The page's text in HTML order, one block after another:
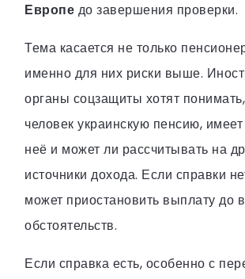
Европе до завершения проверки.
Тема касается не только
именно для них риски выше.
органы соцзащиты хотят
человек украинскую пенсию,
неё и может ли рассчитывать на
источники дохода. Если справки
может приостановить выплату до
обстоятельств.
Если справка есть, особенно с